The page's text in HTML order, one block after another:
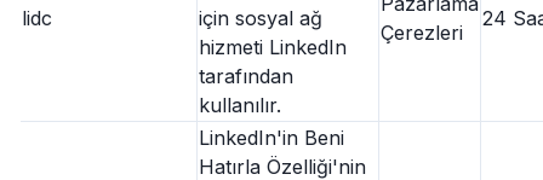
lidc
için sosyal ağ
hizmeti LinkedIn
tarafından
kullanılır.
Çerezleri
24
LinkedIn'in Beni
Hatırla Özelliği'nin